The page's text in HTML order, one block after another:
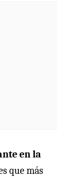
en la
que más